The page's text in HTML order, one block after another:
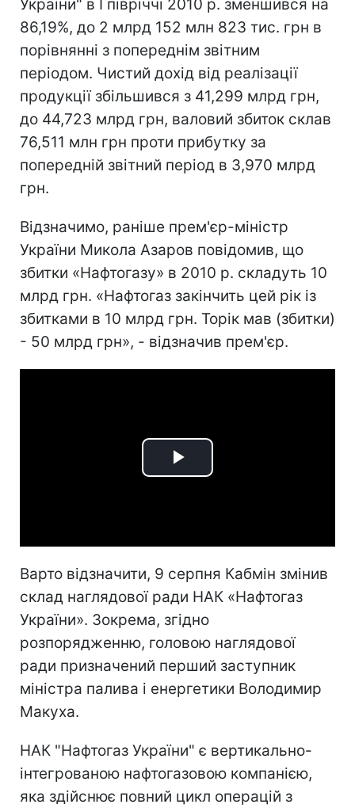
України" в I півріччі 2010 р. зменшився на
86,19%, до 2 млрд 152 млн 823 тис. грн в
порівнянні з попереднім звітним
періодом. Чистий дохід від реалізації
продукції збільшився з 41,299 млрд грн,
до 44,723 млрд грн, валовий збиток склав
76,511 млн грн проти прибутку за
попередній звітний період в 3,970 млрд
грн.
Відзначимо, раніше прем'єр-міністр
України Микола Азаров повідомив, що
збитки «Нафтогазу» в 2010 р. складуть 10
млрд грн. «Нафтогаз закінчить цей рік із
збитками в 10 млрд грн. Торік мав (збитки)
- 50 млрд грн», - відзначив прем'єр.
Play
Варто відзначити, 9 серпня Кабмін змінив
склад наглядової ради НАК «Нафтогаз
України». Зокрема, згідно
розпорядженню, головою наглядової
ради призначений перший заступник
міністра палива і енергетики Володимир
Макуха.
НАК "Нафтогаз України" є вертикально-
інтегрованою нафтогазовою компанією,
яка здійснює повний цикл операцій з